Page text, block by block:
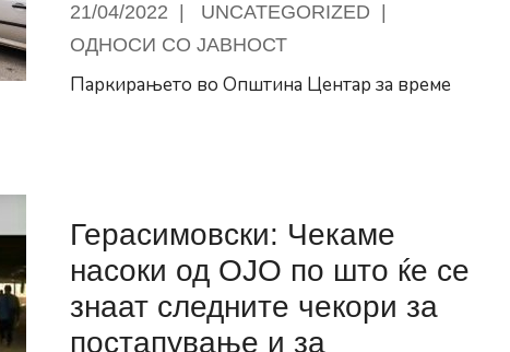
21/04/2022 UNCATEGORIZED
ОДНОСИ СО ЈАВНОСТ
Паркирањето во Општина Центар за време
Герасимовски: Чекаме
насоки од ОЈО по што ќе се
знаат следните чекори за
постапување и за